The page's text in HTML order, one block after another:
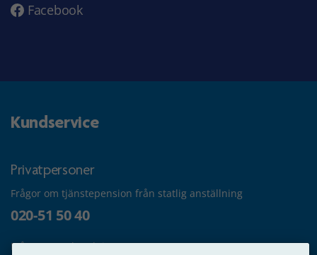
Facebook
Kundservice
Privatpersoner
Frågor om tjänstepension från statlig anställning
020-51 50 40
Frågor om utbetalning